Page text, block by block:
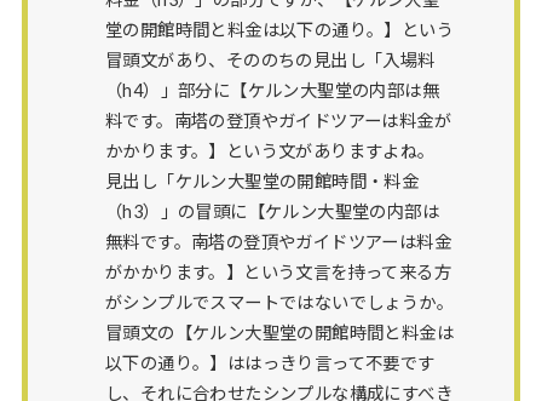
堂の開館時間と料金は以下の通り。】という
冒頭文があり、そののちの見出し「入場料
（h4）」部分に【ケルン大聖堂の内部は無
料です。南塔の登頂やガイドツアーは料金が
かかります。】という文がありますよね。
見出し「ケルン大聖堂の開館時間・料金
（h3）」の冒頭に【ケルン大聖堂の内部は
無料です。南塔の登頂やガイドツアーは料金
がかかります。】という文言を持って来る方
がシンプルでスマートではないでしょうか。
冒頭文の【ケルン大聖堂の開館時間と料金は
以下の通り。】ははっきり言って不要です
し、それに合わせたシンプルな構成にすべき